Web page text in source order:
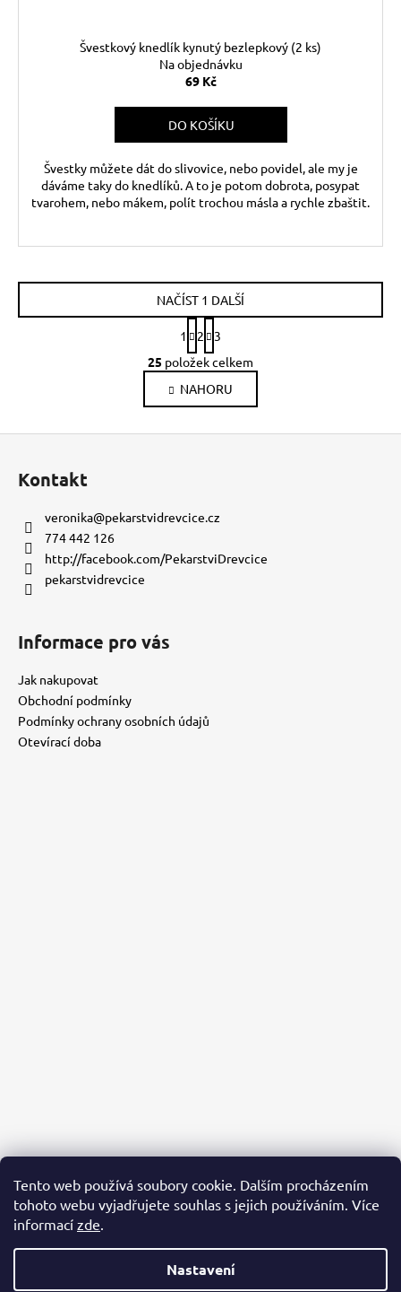
Tento web používá soubory cookie. Dalším procházením
tohoto webu vyjadřujete souhlas s jejich používáním. Více
informací zde.
Nastavení
Švestkový knedlík kynutý bezlepkový (2 ks)
Na objednávku
69 Kč
DO KOŠÍKU
Švestky můžete dát do slivovice, nebo povidel, ale my je
dáváme taky do knedlíků. A to je potom dobrota, posypat
tvarohem, nebo mákem, polít trochou másla a rychle zbaštit.
O
v
l
á
d
p
r
v
k
NAČÍST 1 DALŠÍ
S
t
r
á
n
k
1 2
3
25 položek celkem
NAHORU
Kontakt
veronika@pekarstvidrevcice.cz
774 442 126
http://facebook.com/PekarstviDrevcice
pekarstvidrevcice
Informace pro vás
Jak nakupovat
Obchodní podmínky
Podmínky ochrany osobních údajů
Otevírací doba